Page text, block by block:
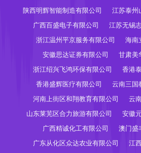
陕西明辉智能制造有限公司
江苏泰州
广西百盛电子有限公司
江苏无锡
浙江温州平京服务有限公司
海南
安徽思达证券有限公司
甘肃美
浙江绍兴飞鸿环保有限公司
香港
香港盛辉医疗有限公司
云南三国
河南上街区和翔教育有限公司
云
山东莱芜区合力旅游有限公司
安徽
广西精诚化工有限公司
澳门盛
广东从化区众达农业有限公司
江